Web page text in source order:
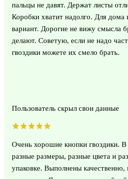
пальцы не давят. Держат листы
Коробки хватит надолго. Для
вариант. Дорогие не вижу смысла
делают. Советую, если не надо
гвоздики можете их смело брать.
Пользователь скрыл свои данные
Очень хорошие кнопки гвоздики. В
разные размеры, разные цвета и
упаковке. Выполнены